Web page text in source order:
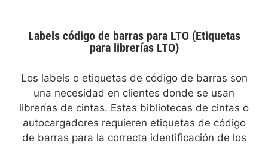
Labels código de barras para LTO (Etiquetas
para librerías LTO)
Los labels o etiquetas de código de barras son
una necesidad en clientes donde se usan
librerías de cintas. Estas bibliotecas de cintas o
autocargadores requieren etiquetas de código
de barras para la correcta identificación de los